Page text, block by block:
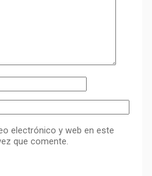
electrónico y web en este
que comente.